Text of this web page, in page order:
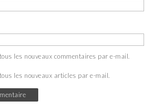
les nouveaux commentaires par e-mail.
les nouveaux articles par e-mail.